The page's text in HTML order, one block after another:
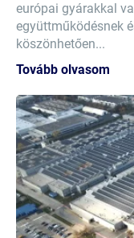
európai gyárakkal
együttműködésnek
köszönhetően...
Tovább olvasom